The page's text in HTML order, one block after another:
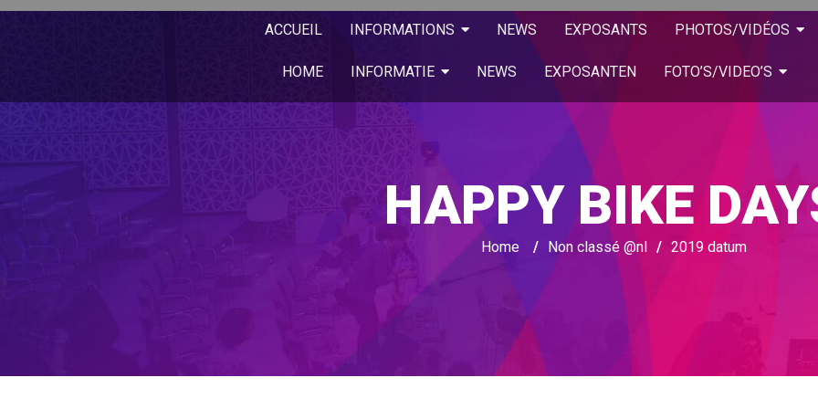
ACCUEIL INFORMATIONS NEWS EXPOSANTS PHOTOS/VIDÉOS
HOME INFORMATIE NEWS EXPOSANTEN FOTO’S/VIDEO’S
HAPPY BIKE
Home / Non classé @nl / 2019 datum